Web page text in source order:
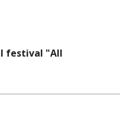
festival "All